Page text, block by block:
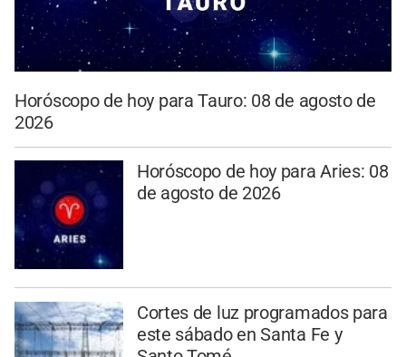
Horóscopo de hoy para Tauro: 08 de agosto de
2026
Horóscopo de hoy para Aries: 08
de agosto de 2026
Cortes de luz programados para
este sábado en Santa Fe y